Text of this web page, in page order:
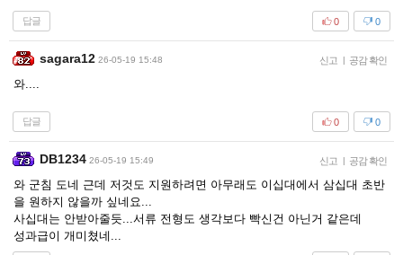
답글 0
0
sagara12 26-05-19 15:48 신고 | 공감 확인
와....
답글 0
0
DB1234 26-05-19 15:49 신고 | 공감 확인
와 군침 도네 근데 저것도 지원하려면 아무래도 이십대에서 삼십대 초반
을 원하지 않을까 싶네요...
사십대는 안받아줄듯...서류 전형도 생각보다 빡신건 아닌거 같은데
성과급이 개미쳤네...